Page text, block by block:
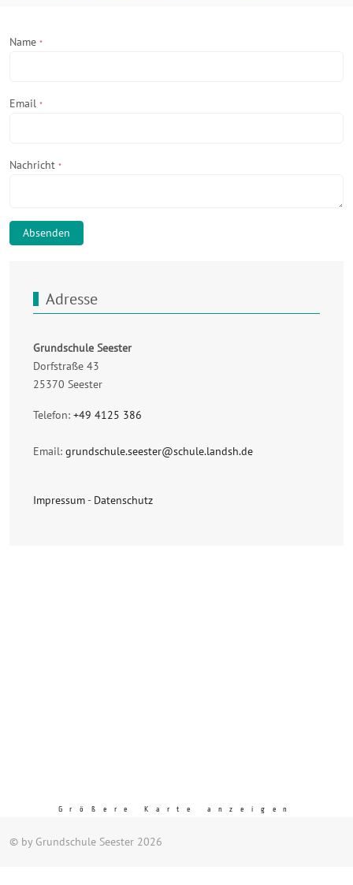
Name *
Email *
Nachricht *
Absenden
Adresse
Grundschule Seester
Dorfstraße 43
25370 Seester
Telefon: +49 4125 386
Email: grundschule.seester@schule.landsh.de
Impressum- Datenschutz
Größere Karte anzeigen
© by Grundschule Seester 2026